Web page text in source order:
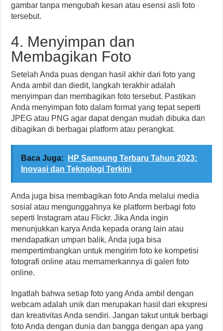
gambar tanpa mengubah kesan atau esensi asli foto
tersebut.
4. Menyimpan dan
Membagikan Foto
Setelah Anda puas dengan hasil akhir dari foto yang
Anda ambil dan diedit, langkah terakhir adalah
menyimpan dan membagikan foto tersebut. Pastikan
Anda menyimpan foto dalam format yang tepat seperti
JPEG atau PNG agar dapat dengan mudah dibuka dan
dibagikan di berbagai platform atau perangkat.
Baca Juga:
HP Samsung Terbaru Tahun 2023:
Inovasi dan Teknologi Terkini
Anda juga bisa membagikan foto Anda melalui media
sosial atau mengunggahnya ke platform berbagi foto
seperti Instagram atau Flickr. Jika Anda ingin
menunjukkan karya Anda kepada orang lain atau
mendapatkan umpan balik, Anda juga bisa
mempertimbangkan untuk mengirim foto ke kompetisi
fotografi online atau memamerkannya di galeri foto
online.
Ingatlah bahwa setiap foto yang Anda ambil dengan
webcam adalah unik dan merupakan hasil dari ekspresi
dan kreativitas Anda sendiri. Jangan takut untuk berbagi
foto Anda dengan dunia dan bangga dengan apa yang